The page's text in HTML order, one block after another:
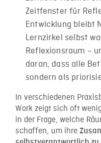
Zeitfenster für
Entwicklung bleibt
Lernzirkel selbst
Reflexionsraum –
daran, dass alle
sondern als
In verschiedenen
Work zeigt sich oft
in der Frage, welche
schaffen, um ihre